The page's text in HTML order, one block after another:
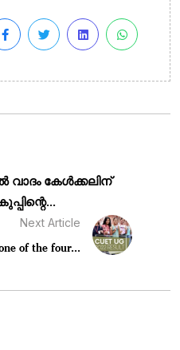
കേൾക്കലിന്
Next Article
of the four...